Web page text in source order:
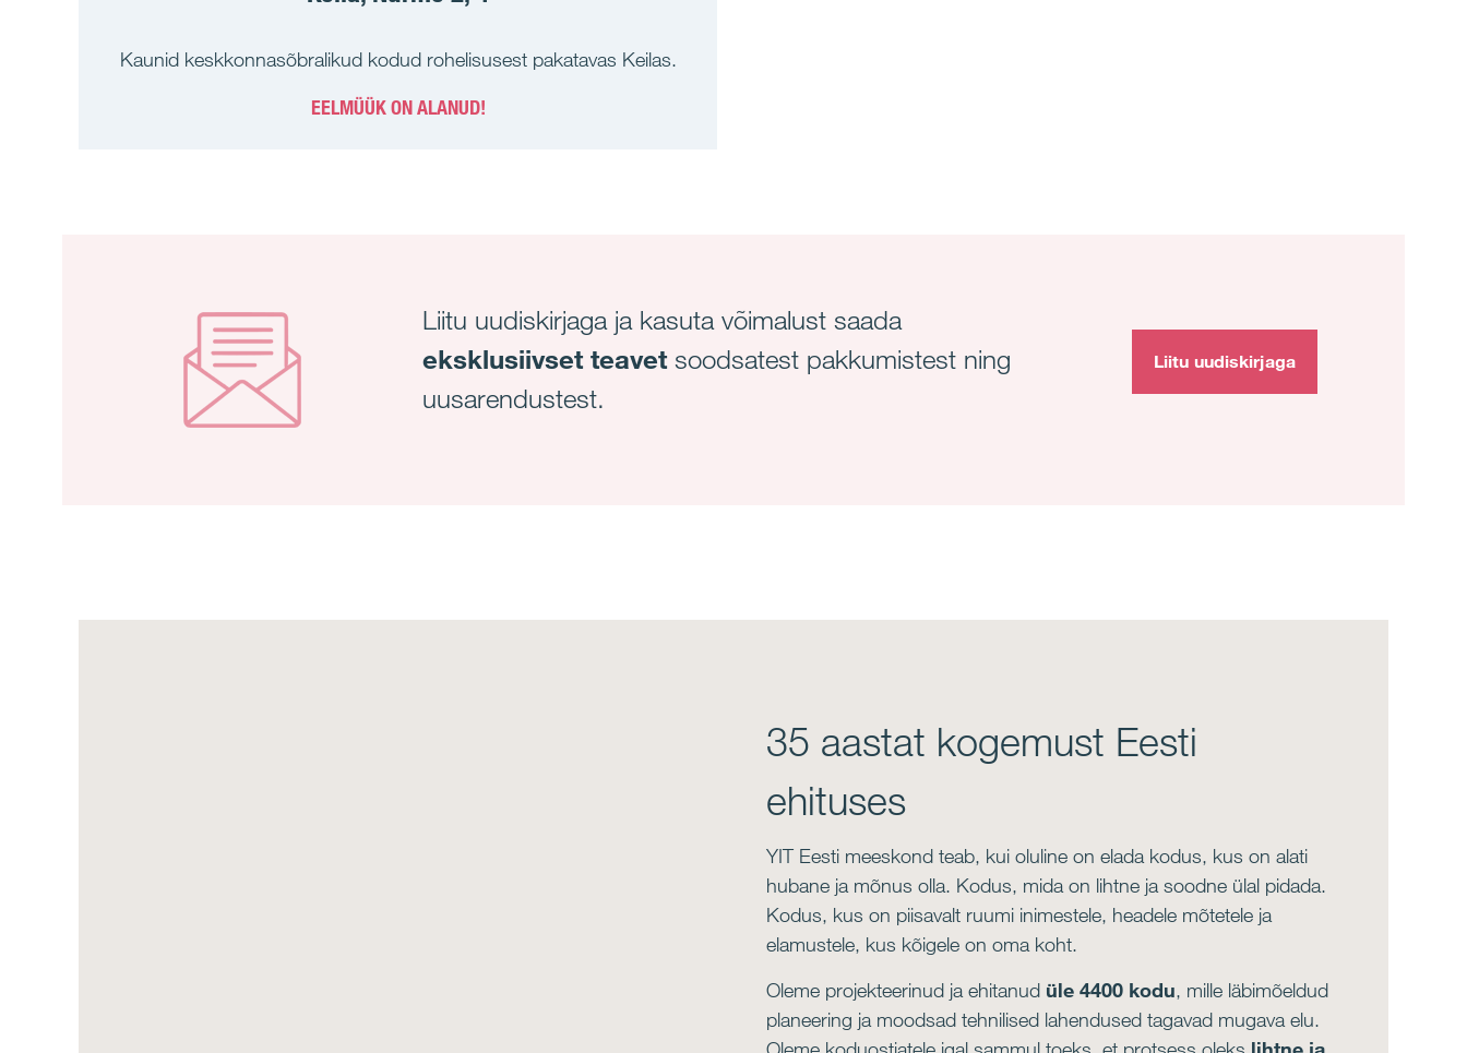
Kaunid keskkonnasõbralikud kodud rohelisusest pakatavas Keilas.
EELMÜÜK ON ALANUD!
Liitu uudiskirjaga ja kasuta võimalust saada
eksklusiivset teavetsoodsatest pakkumistest ning
uusarendustest.
Liitu uudiskirjaga
35 aastat kogemust Eesti
ehituses
YIT Eesti meeskond teab, kui oluline on elada kodus, kus on alati
hubane ja mõnus olla. Kodus, mida on lihtne ja soodne ülal pidada.
Kodus, kus on piisavalt ruumi inimestele, headele mõtetele ja
elamustele, kus kõigele on oma koht.
Oleme projekteerinud ja ehitanud üle 4400 kodu, mille läbimõeldud
planeering ja moodsad tehnilised lahendused tagavad mugava elu.